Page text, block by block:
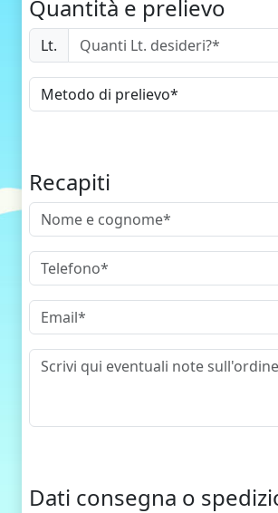
Quantità e prelievo
Lt.
Recapiti
Dati consegna o